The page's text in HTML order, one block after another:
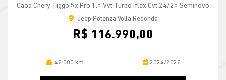
45.000 km 2024/2025
MAIS INFORMAÇÕES